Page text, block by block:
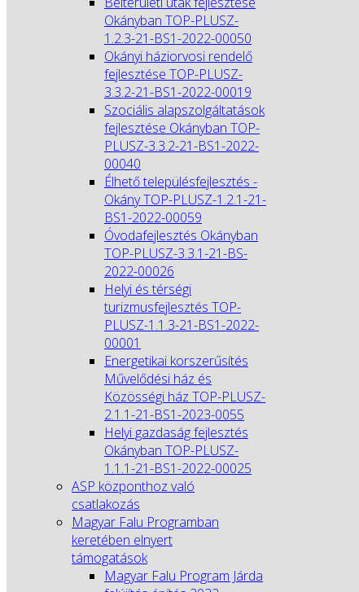
Okányban TOP-PLUSZ-
1.2.3-21-BS1-2022-00050
Okányi háziorvosi rendelő
fejlesztése TOP-PLUSZ-
3.3.2-21-BS1-2022-00019
Szociális alapszolgáltatások
fejlesztése Okányban TOP-
PLUSZ-3.3.2-21-BS1-2022-
00040
Élhető településfejlesztés -
Okány TOP-PLUSZ-1.2.1-21-
BS1-2022-00059
Óvodafejlesztés Okányban
TOP-PLUSZ-3.3.1-21-BS-
2022-00026
Helyi és térségi
turizmusfejlesztés TOP-
PLUSZ-1.1.3-21-BS1-2022-
00001
Energetikai korszerűsítés
Művelődési ház és
Közösségi ház TOP-PLUSZ-
2.1.1-21-BS1-2023-0055
Helyi gazdaság fejlesztés
Okányban TOP-PLUSZ-
1.1.1-21-BS1-2022-00025
ASP központhoz való
csatlakozás
Magyar Falu Programban
keretében elnyert
támogatások
Magyar Falu Program Járda